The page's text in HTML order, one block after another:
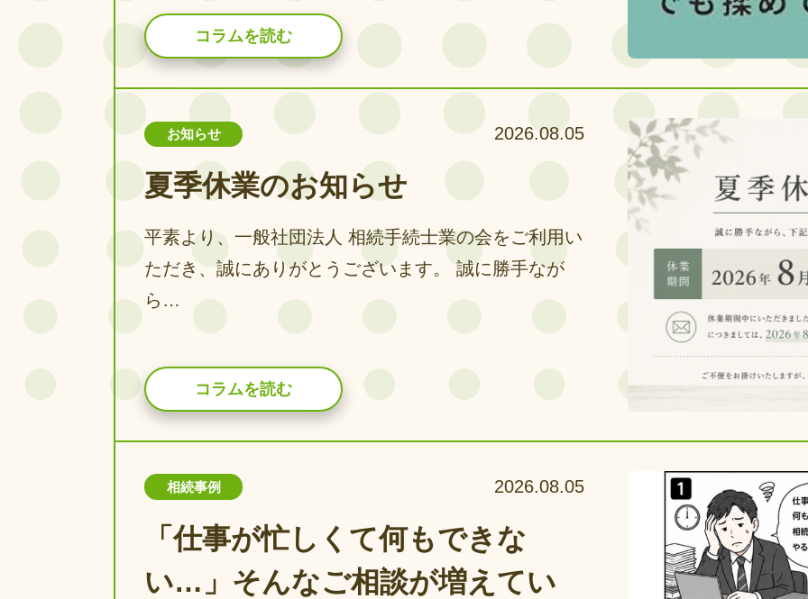
コラムを読む
お知らせ 2026.08.05
夏季休業のお知らせ
平素より、一般社団法人 相続手続士業の会をご利用い
ただき、誠にありがとうございます。 誠に勝手なが
ら…
コラムを読む
相続事例 2026.08.05
「仕事が忙しくて何もできな
い…」そんなご相談が増えてい